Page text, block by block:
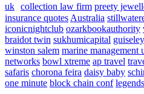
uk collection law firm preety
insurance quotes Australia
iconicnightclub ozarkbookauthority
braidot twin sukhumicapital
winston salem marine management
networks bowl xtreme ap travel
safaris chorona feira daisy baby
one minute block chain conf